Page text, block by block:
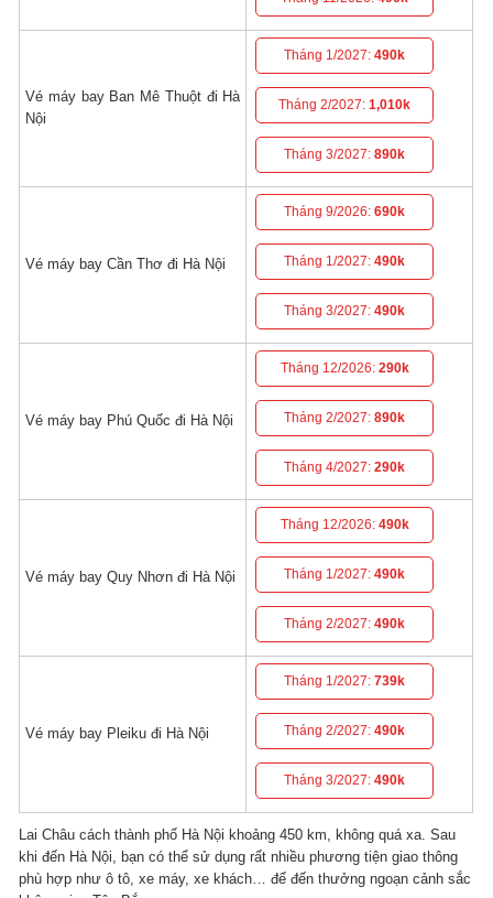
Vé máy bay Ban Mê Thuột đi Hà
Nội
Tháng 1/2027:490k
Tháng 2/2027:1,010k
Tháng 3/2027:890k
Vé máy bay Cần Thơ đi Hà Nội
Tháng 9/2026:690k
Tháng 1/2027:490k
Tháng 3/2027:490k
Vé máy bay Phú Quốc đi Hà Nội
Tháng 12/2026: 290k
Tháng 2/2027:890k
Tháng 4/2027:290k
Vé máy bay Quy Nhơn đi Hà Nội
Tháng 12/2026: 490k
Tháng 1/2027:490k
Tháng 2/2027:490k
Vé máy bay Pleiku đi Hà Nội
Tháng 1/2027:739k
Tháng 2/2027:490k
Tháng 3/2027:490k
Lai Châu cách thành phố Hà Nội khoảng 450 km, không quá xa. Sau
khi đến Hà Nội, bạn có thể sử dụng rất nhiều phương tiện giao thông
phù hợp như ô tô, xe máy, xe khách… để đến thưởng ngoạn cảnh sắc